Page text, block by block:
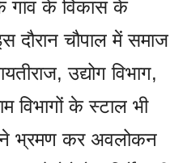
गांव के विकास के
दौरान चौपाल में समाज
उद्योग विभाग,
विभागों के स्टाल भी
ने भ्रमण कर अवलोकन